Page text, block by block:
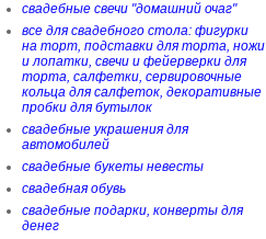
свадебные свечи "домашний очаг"
все для свадебного стола: фигурки
на торт, подставки для торта, ножи
и лопатки, свечи и фейерверки для
торта, салфетки, сервировочные
кольца для салфеток, декоративные
пробки для бутылок
свадебные украшения для
автомобилей
свадебные букеты невесты
свадебная обувь
свадебные подарки, конверты для
денег